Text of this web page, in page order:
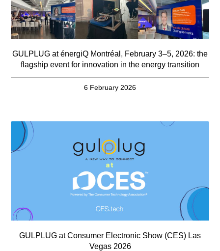
GULPLUG at énergiQ Montréal, February 3–5, 2026: the
flagship event for innovation in the energy transition
6 February 2026
GULPLUG at Consumer Electronic Show (CES) Las
Vegas 2026